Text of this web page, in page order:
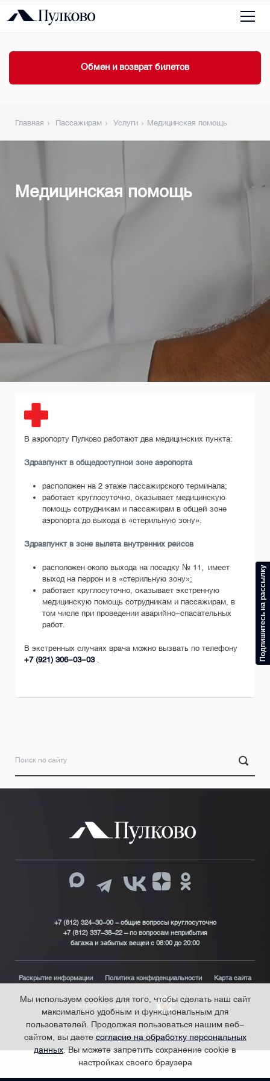
Обмен и возврат билетов
Главная Пассажирам Услуги Медицинская помощь
Медицинская помощь
В аэропорту Пулково работают два медицинских пункта:
Здравпункт в общедоступной зоне аэропорта
расположен на 2 этаже пассажирского терминала;
работает круглосуточно, оказывает медицинскую
помощь сотрудникам и пассажирам в общей зоне
аэропорта до выхода в «стерильную зону».
Здравпункт в зоне вылета внутренних рейсов
расположен около выхода на посадку № 11, имеет
выход на перрон и в «стерильную зону»;
работает круглосуточно, оказывает экстренную
медицинскую помощь сотрудникам и пассажирам, в
том числе при проведении аварийно-спасательных
работ.
В экстренных случаях врача можно вызвать по телефону
+7 (921) 306-03-03.
+7 (812) 324-30-00 - общие вопросы круглосуточно
+7 (812) 337-38-22 – по вопросам неприбытия
багажа и забытых вещей с 08:00 до 20:00
Раскрытие информации Политика конфиденциальности Карта сайта
Разработка сайта
© 2026 «Воздушные Ворота Северной Столицы»
Подпишитесь на рассылку
Мы используем cookies для того, чтобы сделать наш сайт
максимально удобным и функциональным для
пользователей. Продолжая пользоваться нашим веб-
сайтом, вы даетесогласие на обработку персональных
данных. Вы можете запретить сохранение cookie в
настройках своего браузера